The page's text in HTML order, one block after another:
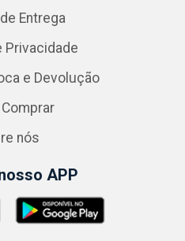
Entrega
Privacidade
e Devolução
nós
APP